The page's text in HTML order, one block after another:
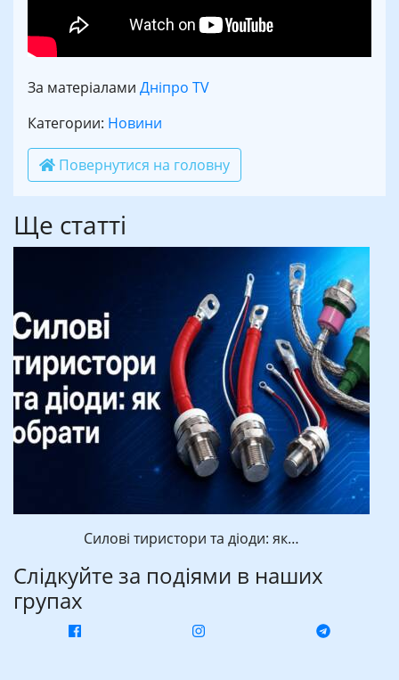
За матеріалами Дніпро TV
Категории: Новини
Повернутися на головну
Ще статті
Силові тиристори та діоди: як…
Слідкуйте за подіями в наших
групах